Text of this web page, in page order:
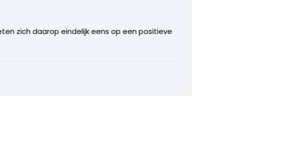
zich daarop eindelijk eens op een positieve